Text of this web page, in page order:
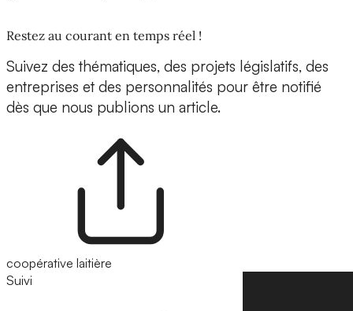
Restez au courant en temps réel !
Suivez des thématiques, des projets législatifs, des
entreprises et des personnalités pour être notifié
dès que nous publions un article.
coopérative laitière
Suivi